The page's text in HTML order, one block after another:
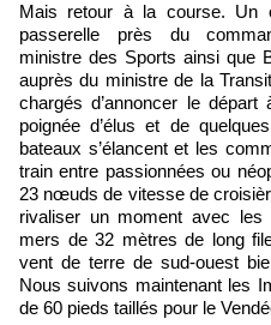
Mais retour à la course. Un ou deux ponts plus haut à la
passerelle près du
ministre des Sports ainsi que
auprès du ministre de la
chargés d’annoncer le
poignée d’élus et de
bateaux s’élancent et les
train entre passionnées ou
23 nœuds de vitesse de
rivaliser un moment avec
mers de 32 mètres de long
vent de terre de sud-ouest
Nous suivons maintenant les
de 60 pieds taillés pour le